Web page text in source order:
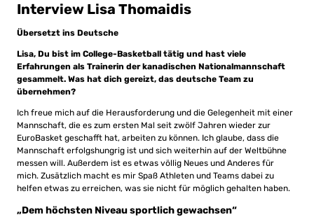
Interview Lisa Thomaidis
Übersetzt ins Deutsche
Lisa, Du bist im College-Basketball tätig und hast viele
Erfahrungen als Trainerin der kanadischen Nationalmannschaft
gesammelt. Was hat dich gereizt, das deutsche Team zu
übernehmen?
Ich freue mich auf die Herausforderung und die Gelegenheit mit einer
Mannschaft, die es zum ersten Mal seit zwölf Jahren wieder zur
EuroBasket geschafft hat, arbeiten zu können. Ich glaube, dass die
Mannschaft erfolgshungrig ist und sich weiterhin auf der Weltbühne
messen will. Außerdem ist es etwas völlig Neues und Anderes für
mich. Zusätzlich macht es mir Spaß Athleten und Teams dabei zu
helfen etwas zu erreichen, was sie nicht für möglich gehalten haben.
„Dem höchsten Niveau sportlich gewachsen“